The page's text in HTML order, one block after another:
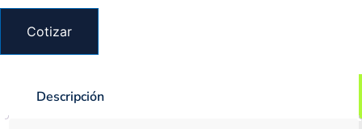
Cotizar
Descripción